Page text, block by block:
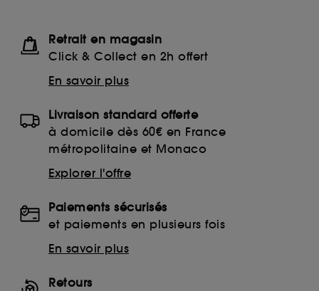
Retrait en magasin
Click & Collect en 2h offert
En savoir plus
Livraison standard offerte
à domicile dès 60€ en France
métropolitaine et Monaco
Explorer l'offre
Paiements sécurisés
et paiements en plusieurs fois
En savoir plus
Retours